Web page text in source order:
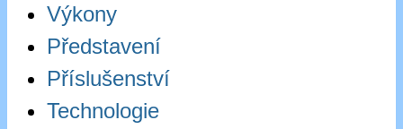
Výkony
Představení
Příslušenství
Technologie